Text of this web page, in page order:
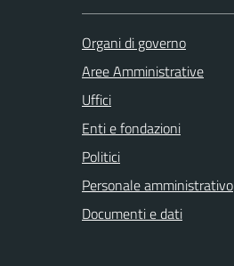
Organi di governo
Aree Amministrative
Uffici
Enti e fondazioni
Politici
Personale amministrativo
Documenti e dati